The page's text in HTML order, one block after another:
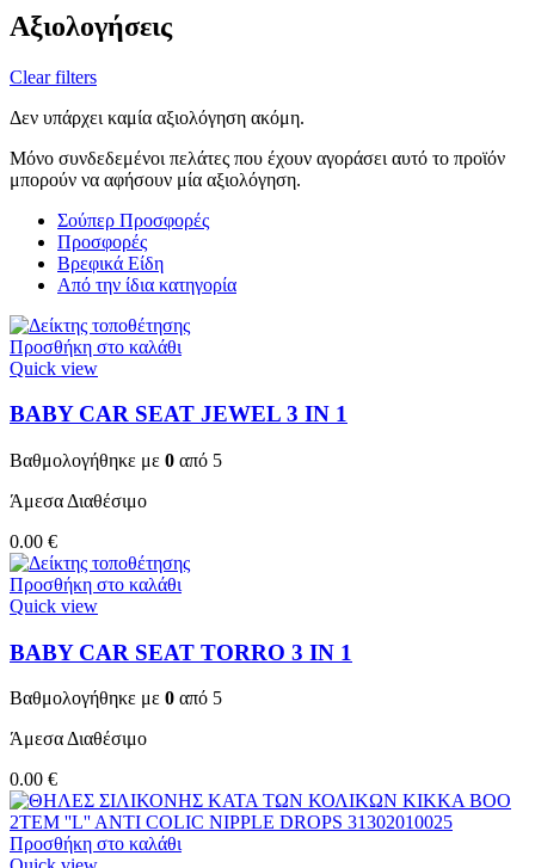
Αξιολογήσεις
Clear filters
Δεν υπάρχει καμία αξιολόγηση ακόμη.
Μόνο συνδεδεμένοι πελάτες που έχουν αγοράσει αυτό το προϊόν
μπορούν να αφήσουν μία αξιολόγηση.
Σούπερ Προσφορές
Προσφορές
Βρεφικά Είδη
Από την ίδια κατηγορία
Προσθήκη στο καλάθι
Quick view
BABY CAR SEAT JEWEL 3 ΙΝ 1
Βαθμολογήθηκε με 0 από 5
Άμεσα Διαθέσιμο
0.00 €
Προσθήκη στο καλάθι
Quick view
BABY CAR SEAT TORRO 3 ΙΝ 1
Βαθμολογήθηκε με 0 από 5
Άμεσα Διαθέσιμο
0.00 €
Προσθήκη στο καλάθι